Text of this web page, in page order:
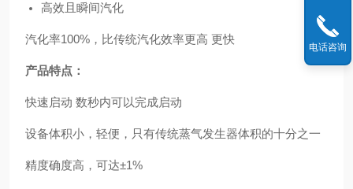
高效且瞬间汽化
汽化率100%，比传统汽化效率更高 更快
产品特点：
快速启动 数秒内可以完成启动
设备体积小，轻便，只有传统蒸气发生器体积的十分之一
精度确度高，可达±1%
电话咨询